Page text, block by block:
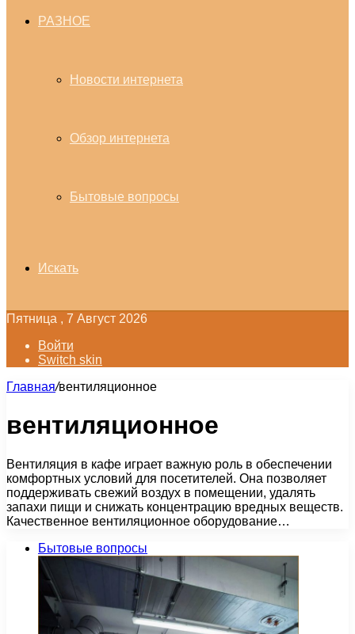
РАЗНОЕ
Новости интернета
Обзор интернета
Бытовые вопросы
Искать
Пятница , 7 Август 2026
Войти
Switch skin
Главная/вентиляционное
вентиляционное
Вентиляция в кафе играет важную роль в обеспечении
комфортных условий для посетителей. Она позволяет
поддерживать свежий воздух в помещении, удалять
запахи пищи и снижать концентрацию вредных веществ.
Качественное вентиляционное оборудование…
Бытовые вопросы